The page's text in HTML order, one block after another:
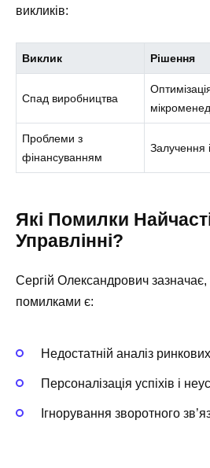
викликів:
Виклик Рішення
Спад виробництва
Проблеми з
фінансуванням
Залучення
Які Помилки
Управлінні?
Сергій Олександрович
помилками є:
Недостатній аналіз
Персоналізація успіхів і
Ігнорування зворотного